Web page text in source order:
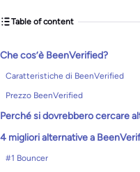
Table of content
Che cos’è BeenVerified?
Caratteristiche di BeenVerified
Prezzo BeenVerified
Perché si dovrebbero cercare
4 migliori alternative a
#1 Bouncer